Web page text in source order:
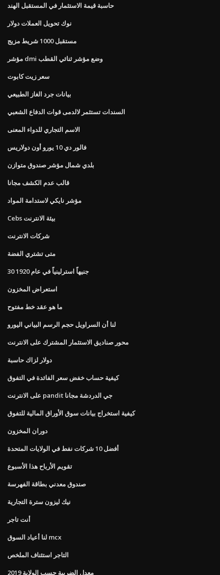
حاسبة قيمة الاستثمار في المستقبل الهند
نوك تحويل العملات دولار
مستقبل 1000 شريط مزيج
مؤشر dmi وضع مؤشر ثنائي القطب
سعر زيت كابوت
بيانات جرد الغاز الطبيعي
السندات تستثمر لالدمى قوات الدفاع الشعبي
الاسم التجاري للدواء المعنى
فالور دي 10 يورو أون دولاريس
بلدي شمال مؤشر صندوق متوازن
قالب عدم الكشف مجانا
مؤشر نايكي لاستدامة المواد
Cebs بيئة الانترنت
شركات الانترنت
متى تشتري الفضة
30 جنيهاً استرلينياً في عام 1920
استعراض المخزون
ما هو عقد خط مفتوح
لنا أن السراويل حجم الرسم البياني اليورو
محور صناديق الاستثمار المشترك على الانترنت
دولار لزاك حاسبة
كيفية حساب خفض سعر الفائدة في التفوق
على الانترنت pandit جي الدردشة مجانا
كيفية استخراج بيانات سوق الأوراق المالية للتفوق
دوران المخزون
أفضل 10 شركات نفط في الولايات المتحدة
تقويم الأرباح هذا الأسبوع
صندوق معدني بطاقة الفهرسة
نيك ليزون سترة التجارية
أنت تاجر
لنا أعياد السوق mcx
التاجر استئناف الملخص
معدل الضريبة حسب الولاية 2019